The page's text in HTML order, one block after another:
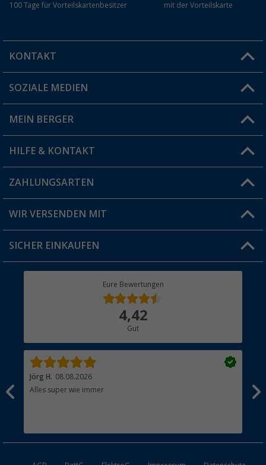
100 Tage für Vorteilskartenbesitzer
mit der Vorteilskarte
KONTAKT
Du hast eine Frage?
Filiale finden
SOZIALE MEDIEN
MEIN BERGER
Vorteilskarte
Blog
Jobs & Karriere
HILFE & KONTAKT
FAQ & Kontakt
Versandinformationen
Rücksendung
ZAHLUNGSARTEN
WIR VERSENDEN MIT
SICHER EINKAUFEN
Eure Bewertungen
4,42
Gut
Jörg H. 08.08.2026
Alles super wie immer